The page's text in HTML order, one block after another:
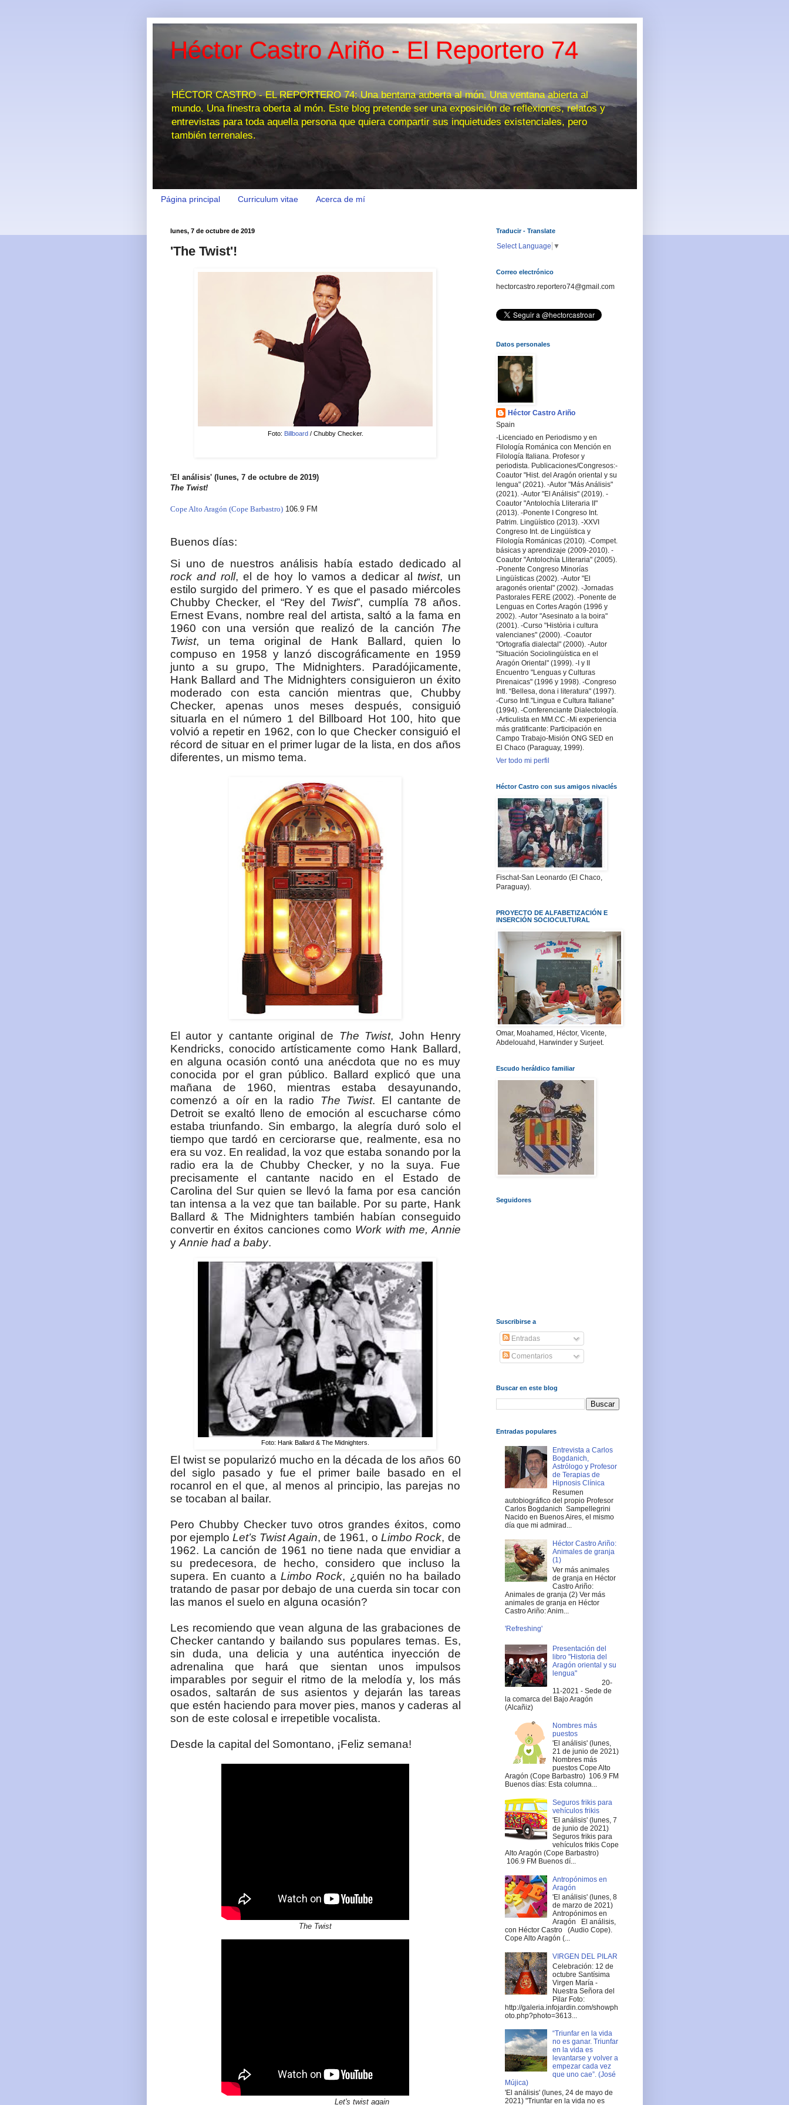
Héctor Castro Ariño - El Reportero 74
HÉCTOR CASTRO - EL REPORTERO 74: Una bentana auberta al món. Una ventana abierta al
mundo. Una finestra oberta al món. Este blog pretende ser una exposición de reflexiones, relatos y
entrevistas para toda aquella persona que quiera compartir sus inquietudes existenciales, pero
también terrenales.
Página principal Curriculum vitae Acerca de mí
lunes, 7 de octubre de 2019
'The Twist'!
Foto: Billboard / Chubby Checker.
'El análisis' (lunes, 7 de octubre de 2019)
The Twist!
Cope Alto Aragón (Cope Barbastro)106.9 FM
Buenos días:
Si uno de nuestros análisis había estado dedicado al
rock and roll, el de hoy lo vamos a dedicar al twist, un
estilo surgido del primero. Y es que el pasado miércoles
Chubby Checker, el “Rey del Twist”, cumplía 78 años.
Ernest Evans, nombre real del artista, saltó a la fama en
1960 con una versión que realizó de la canción The
Twist, un tema original de Hank Ballard, quien lo
compuso en 1958 y lanzó discográficamente en 1959
junto a su grupo, The Midnighters. Paradójicamente,
Hank Ballard and The Midnighters consiguieron un éxito
moderado con esta canción mientras que, Chubby
Checker, apenas unos meses después, consiguió
situarla en el número 1 del Billboard Hot 100, hito que
volvió a repetir en 1962, con lo que Checker consiguió el
récord de situar en el primer lugar de la lista, en dos años
diferentes, un mismo tema.
El autor y cantante original de The Twist, John Henry
Kendricks, conocido artísticamente como Hank Ballard,
en alguna ocasión contó una anécdota que no es muy
conocida por el gran público. Ballard explicó que una
mañana de 1960, mientras estaba desayunando,
comenzó a oír en la radio The Twist. El cantante de
Detroit se exaltó lleno de emoción al escucharse cómo
estaba triunfando. Sin embargo, la alegría duró solo el
tiempo que tardó en cerciorarse que, realmente, esa no
era su voz. En realidad, la voz que estaba sonando por la
radio era la de Chubby Checker, y no la suya. Fue
precisamente el cantante nacido en el Estado de
Carolina del Sur quien se llevó la fama por esa canción
tan intensa a la vez que tan bailable. Por su parte, Hank
Ballard & The Midnighters también habían conseguido
convertir en éxitos canciones como Work with me, Annie
y Annie had a baby.
Foto: Hank Ballard & The Midnighters.
El twist se popularizó mucho en la década de los años 60
del siglo pasado y fue el primer baile basado en el
rocanrol en el que, al menos al principio, las parejas no
se tocaban al bailar.
Pero Chubby Checker tuvo otros grandes éxitos, como
por ejemploLet’s Twist Again, de 1961, o Limbo Rock, de
1962. La canción de 1961 no tiene nada que envidiar a
su predecesora, de hecho, considero que incluso la
supera. En cuanto a Limbo Rock, ¿quién no ha bailado
tratando de pasar por debajo de una cuerda sin tocar con
las manos el suelo en alguna ocasión?
Les recomiendo que vean alguna de las grabaciones de
Checker cantando y bailando sus populares temas. Es,
sin duda, una delicia y una auténtica inyección de
adrenalina que hará que sientan unos impulsos
imparables por seguir el ritmo de la melodía y, los más
osados, saltarán de sus asientos y dejarán las tareas
que estén haciendo para mover pies, manos y caderas al
son de este colosal e irrepetible vocalista.
Desde la capital del Somontano, ¡Feliz semana!
The Twist
Let's twist again
Traducir - Translate
Select Language ▼
Correo electrónico
hectorcastro.reportero74@gmail.com
Datos personales
Héctor Castro Ariño
Spain
-Licenciado en Periodismo y en
Filología Románica con Mención en
Filología Italiana. Profesor y
periodista. Publicaciones/Congresos:-
Coautor "Hist. del Aragón oriental y su
lengua" (2021). -Autor "Más Análisis"
(2021). -Autor "El Análisis" (2019). -
Coautor "Antolochía Lliteraria II"
(2013). -Ponente I Congreso Int.
Patrim. Lingüístico (2013). -XXVI
Congreso Int. de Lingüística y
Filología Románicas (2010). -Compet.
básicas y aprendizaje (2009-2010). -
Coautor "Antolochía Lliteraria" (2005).
-Ponente Congreso Minorías
Lingüísticas (2002). -Autor "El
aragonés oriental" (2002). -Jornadas
Pastorales FERE (2002). -Ponente de
Lenguas en Cortes Aragón (1996 y
2002). -Autor "Asesinato a la boira"
(2001). -Curso "Història i cultura
valencianes" (2000). -Coautor
"Ortografía dialectal" (2000). -Autor
"Situación Sociolingüística en el
Aragón Oriental" (1999). -I y II
Encuentro "Lenguas y Culturas
Pirenaicas" (1996 y 1998). -Congreso
Intl. “Bellesa, dona i literatura" (1997).
-Curso Intl."Lingua e Cultura Italiane"
(1994). -Conferenciante Dialectología.
-Articulista en MM.CC.-Mi experiencia
más gratificante: Participación en
Campo Trabajo-Misión ONG SED en
El Chaco (Paraguay, 1999).
Ver todo mi perfil
Héctor Castro con sus amigos nivaclés
Fischat-San Leonardo (El Chaco,
Paraguay).
PROYECTO DE ALFABETIZACIÓN E
INSERCIÓN SOCIOCULTURAL
Omar, Moahamed, Héctor, Vicente,
Abdelouahd, Harwinder y Surjeet.
Escudo heráldico familiar
Seguidores
Suscribirse a
Entradas
Comentarios
Buscar en este blog
Entradas populares
Entrevista a Carlos
Bogdanich,
Astrólogo y Profesor
de Terapias de
Hipnosis Clínica
Resumen
autobiográfico del propio Profesor
Carlos Bogdanich Sampellegrini
Nacido en Buenos Aires, el mismo
día que mi admirad...
Héctor Castro Ariño:
Animales de granja
(1)
Ver más animales
de granja en Héctor
Castro Ariño:
Animales de granja (2) Ver más
animales de granja en Héctor
Castro Ariño: Anim...
'Refreshing'
Presentación del
libro "Historia del
Aragón oriental y su
lengua"
20-
11-2021 - Sede de
la comarca del Bajo Aragón
(Alcañiz)
Nombres más
puestos
'El análisis' (lunes,
21 de junio de 2021)
Nombres más
puestos Cope Alto
Aragón (Cope Barbastro) 106.9 FM
Buenos días: Esta columna...
Seguros frikis para
vehículos frikis
'El análisis' (lunes, 7
de junio de 2021)
Seguros frikis para
vehículos frikis Cope
Alto Aragón (Cope Barbastro)
106.9 FM Buenos dí...
Antropónimos en
Aragón
'El análisis' (lunes, 8
de marzo de 2021)
Antropónimos en
Aragón El análisis,
con Héctor Castro (Audio Cope).
Cope Alto Aragón (...
VIRGEN DEL PILAR
Celebración: 12 de
octubre Santísima
Virgen María -
Nuestra Señora del
Pilar Foto:
http://galeria.infojardin.com/showph
oto.php?photo=3613...
“Triunfar en la vida
no es ganar. Triunfar
en la vida es
levantarse y volver a
empezar cada vez
que uno cae”. (José
Mújica)
'El análisis' (lunes, 24 de mayo de
2021) "Triunfar en la vida no es